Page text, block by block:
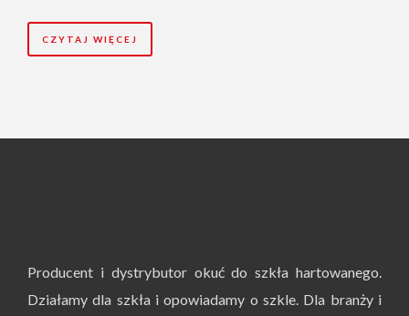
CZYTAJ WIĘCEJ
Producent i dystrybutor okuć do szkła hartowanego.
Działamy dla szkła i opowiadamy o szkle. Dla branży i